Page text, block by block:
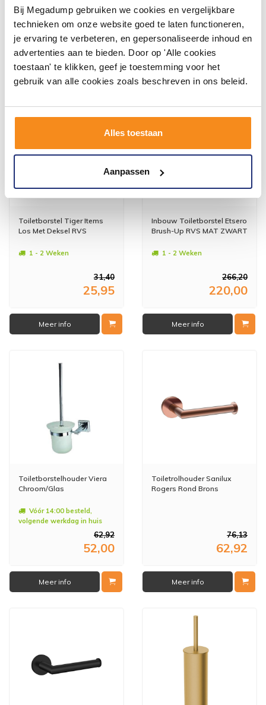
Bij Megadump gebruiken we cookies en vergelijkbare
technieken om onze website goed te laten functioneren,
je ervaring te verbeteren, en gepersonaliseerde inhoud en
advertenties aan te bieden. Door op 'Alle cookies
toestaan' te klikken, geef je toestemming voor het
gebruik van alle cookies zoals beschreven in ons beleid.
Alles toestaan
Aanpassen
61,70
50,99
Meer info
volgende werkdag in huis
24,95
Meer info
Toiletborstel Tiger Items
Los Met Deksel RVS
1 - 2 Weken
31,40
25,95
Meer info
Inbouw Toiletborstel Etsero
Brush-Up RVS MAT ZWART
1 - 2 Weken
266,20
220,00
Meer info
Toiletborstelhouder Viera
Chroom/Glas
Vóór 14:00 besteld,
volgende werkdag in huis
62,92
52,00
Meer info
Toiletrolhouder Sanilux
Rogers Rond Brons
76,13
62,92
Meer info